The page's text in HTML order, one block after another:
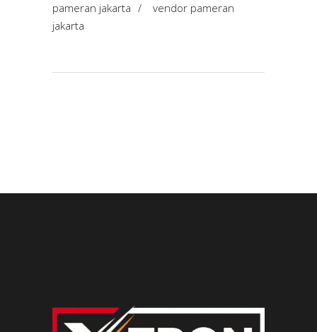
pameran jakarta /
vendor pameran
jakarta